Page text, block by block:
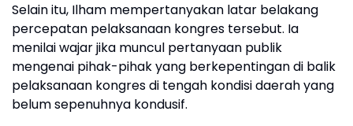
Selain itu, Ilham mempertanyakan latar belakang
percepatan pelaksanaan kongres tersebut. Ia
menilai wajar jika muncul pertanyaan publik
mengenai pihak-pihak yang berkepentingan di balik
pelaksanaan kongres di tengah kondisi daerah yang
belum sepenuhnya kondusif.